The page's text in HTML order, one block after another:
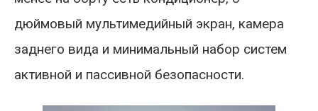
дюймовый мультимедийный экран, камера
заднего вида и минимальный набор систем
активной и пассивной безопасности.